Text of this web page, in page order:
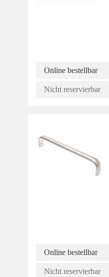
Online bestellbar
Nicht reservierbar
Online bestellbar
Nicht reservierbar